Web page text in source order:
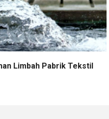
Limbah Pabrik Tekstil